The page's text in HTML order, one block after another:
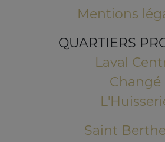
Mentions
QUARTIERS
Laval
Changé
Saint